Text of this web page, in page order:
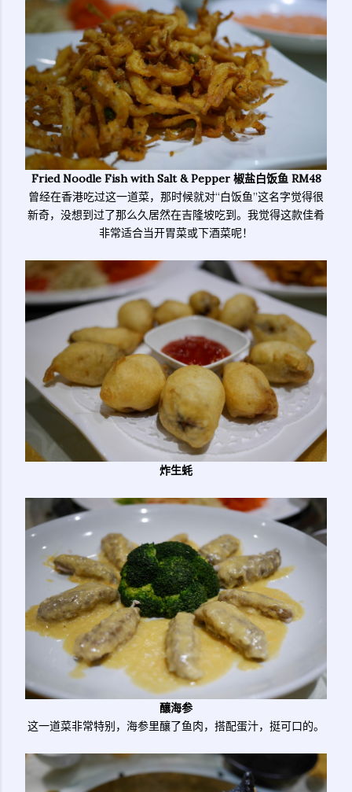
Fried Noodle Fish with Salt & Pepper 椒盐白饭鱼 RM48
曾经在香港吃过这一道菜，那时候就对“白饭鱼”这名字觉得很
新奇，没想到过了那么久居然在吉隆坡吃到。我觉得这款佳肴
非常适合当开胃菜或下酒菜呢！
炸生蚝
釀海参
这一道菜非常特别，海参里釀了鱼肉，搭配蛋汁，挺可口的。